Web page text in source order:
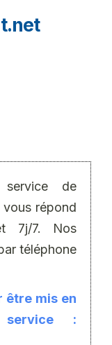
de
vous répond
7j/7. Nos
téléphone
être mis en
: